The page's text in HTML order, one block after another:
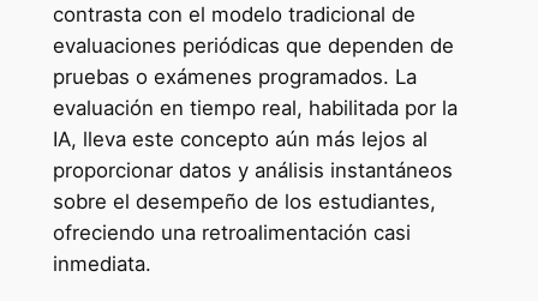
contrasta con el modelo tradicional de
evaluaciones periódicas que dependen de
pruebas o exámenes programados. La
evaluación en tiempo real, habilitada por la
IA, lleva este concepto aún más lejos al
proporcionar datos y análisis instantáneos
sobre el desempeño de los estudiantes,
ofreciendo una retroalimentación casi
inmediata.